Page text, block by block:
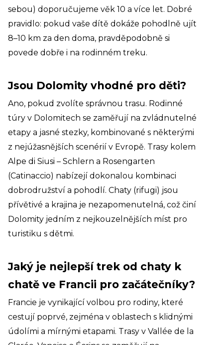
sebou) doporučujeme věk 10 a více let. Dobré
pravidlo: pokud vaše dítě dokáže pohodlně ujít
8–10 km za den doma, pravděpodobně si
povede dobře i na rodinném treku.
Jsou Dolomity vhodné pro děti?
Ano, pokud zvolíte správnou trasu. Rodinné
túry v Dolomitech se zaměřují na zvládnutelné
etapy a jasné stezky, kombinované s některými
z nejúžasnějších scenérií v Evropě. Trasy kolem
Alpe di Siusi – Schlern a Rosengarten
(Catinaccio) nabízejí dokonalou kombinaci
dobrodružství a pohodlí. Chaty (rifugi) jsou
přívětivé a krajina je nezapomenutelná, což činí
Dolomity jedním z nejkouzelnějších míst pro
turistiku s dětmi.
Jaký je nejlepší trek od chaty k
chatě ve Francii pro začátečníky?
Francie je vynikající volbou pro rodiny, které
cestují poprvé, zejména v oblastech s klidnými
údolími a mírnými etapami. Trasy v Vallée de la